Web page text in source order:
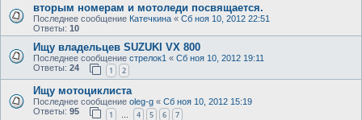
вторым номерам и мотоледи посвящается.
Последнее сообщение Катечкина « Сб ноя 10, 2012 22:51
Ответы: 10
Ищу владельцев SUZUKI VX 800
Последнее сообщение стрелок1 « Сб ноя 10, 2012 19:11
Ответы: 24 1 2
Ищу мотоциклиста
Последнее сообщение oleg-g « Сб ноя 10, 2012 15:19
Ответы: 95 1 … 4 5 6 7